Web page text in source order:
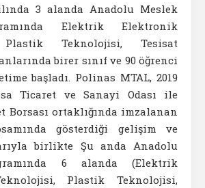
3 alanda Anadolu Meslek
Elektrik Elektronik
Plastik Teknolojisi, Tesisat
birer sınıf ve 90 öğrenci
başladı. Polinas MTAL, 2019
Ticaret ve Sanayi Odası ile
Borsası ortaklığında imzalanan
gösterdiği gelişim ve
birlikte Şu anda Anadolu
6 alanda (Elektrik
Plastik Teknolojisi,